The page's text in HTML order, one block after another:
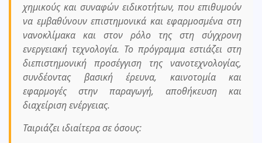
χημικούς και συναφών ειδικοτήτων, που επιθυμούν
να εμβαθύνουν επιστημονικά και εφαρμοσμένα στη
νανοκλίμακα και στον ρόλο της στη σύγχρονη
ενεργειακή τεχνολογία. Το πρόγραμμα εστιάζει στη
διεπιστημονική προσέγγιση της νανοτεχνολογίας,
συνδέοντας βασική έρευνα, καινοτομία και
εφαρμογές στην παραγωγή, αποθήκευση και
διαχείριση ενέργειας.
Ταιριάζει ιδιαίτερα σε όσους: